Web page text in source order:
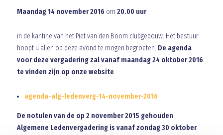
Maandag 14 november 2016 om 20.00 uur
in de kantine van het Piet van den Boom clubgebouw. Het bestuur
hoopt u allen op deze avond te mogen begroeten. De agenda
voor deze vergadering zal vanaf maandag 24 oktober 2016
te vinden zijn op onze website.
agenda-alg-ledenverg-14-november-2016
De notulen van de op 2 november 2015 gehouden
Algemene Ledenvergadering is vanaf zondag 30 oktober